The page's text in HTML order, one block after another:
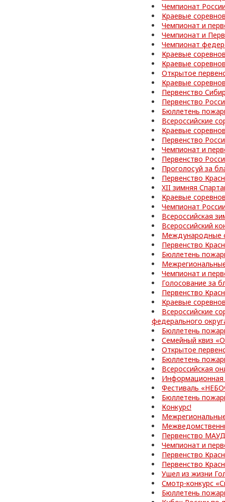
Чемпионат
Краевые
Чемпионат и
Чемпионат и
Чемпионат
Краевые
Краевые
Открытое
Краевые
Первенство
Первенство
Бюллетень
Всероссийские
Краевые
Первенство
Чемпионат и
Первенство
Проголосуй за
Первенство
XII зимняя
Краевые
Чемпионат
Всероссийская
Всероссийский
Международные
Первенство
Бюллетень
Чемпионат и
Голосование за
Первенство
Краевые
Всероссийские
федерального
Бюллетень
Семейный квиз
Открытое
Бюллетень
Всероссийская
Информационная
Фестиваль
Бюллетень
Конкурс!
Первенство
Чемпионат и
Первенство
Первенство
Ушел из жизни
Смотр-конкурс
Бюллетень